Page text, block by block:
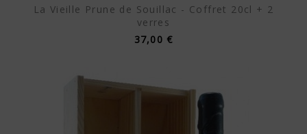
La Vieille Prune de Souillac - Coffret 20cl + 2
verres
37,00 €